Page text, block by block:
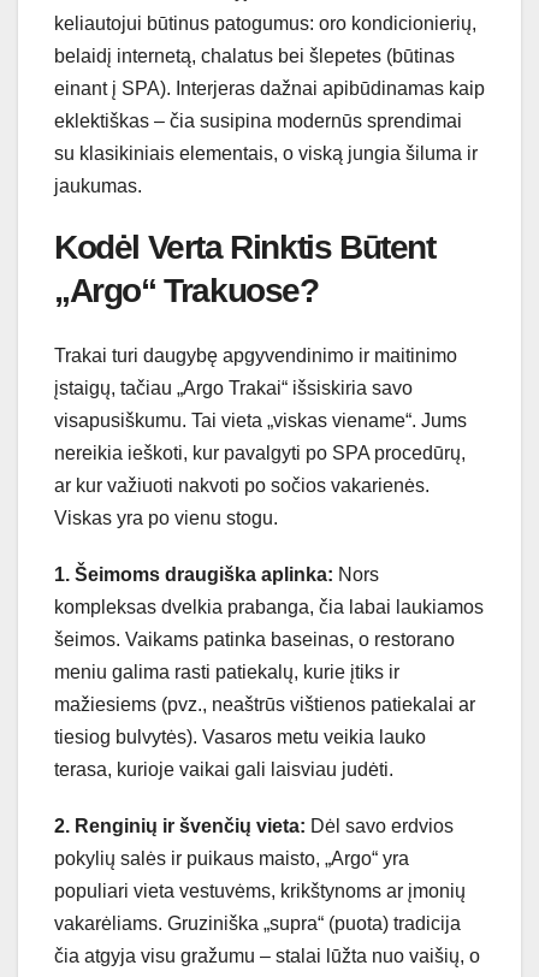
keliautojui būtinus patogumus: oro kondicionierių,
belaidį internetą, chalatus bei šlepetes (būtinas
einant į SPA). Interjeras dažnai apibūdinamas kaip
eklektiškas – čia susipina modernūs sprendimai
su klasikiniais elementais, o viską jungia šiluma ir
jaukumas.
Kodėl Verta Rinktis Būtent
„Argo“ Trakuose?
Trakai turi daugybę apgyvendinimo ir maitinimo
įstaigų, tačiau „Argo Trakai“ išsiskiria savo
visapusiškumu. Tai vieta „viskas viename“. Jums
nereikia ieškoti, kur pavalgyti po SPA procedūrų,
ar kur važiuoti nakvoti po sočios vakarienės.
Viskas yra po vienu stogu.
1. Šeimoms draugiška aplinka: Nors
kompleksas dvelkia prabanga, čia labai laukiamos
šeimos. Vaikams patinka baseinas, o restorano
meniu galima rasti patiekalų, kurie įtiks ir
mažiesiems (pvz., neaštrūs vištienos patiekalai ar
tiesiog bulvytės). Vasaros metu veikia lauko
terasa, kurioje vaikai gali laisviau judėti.
2. Renginių ir švenčių vieta: Dėl savo erdvios
pokylių salės ir puikaus maisto, „Argo“ yra
populiari vieta vestuvėms, krikštynoms ar įmonių
vakarėliams. Gruziniška „supra“ (puota) tradicija
čia atgyja visu gražumu – stalai lūžta nuo vaišių, o